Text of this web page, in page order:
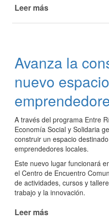
Leer más
“PLAN
MI
VEREDA”
Avanza la
nuevo
A través del programa Entre
Economía Social y Solidaria
construir un espacio
emprendedores locales.
Este nuevo lugar funcionará
el Centro de Encuentro
de actividades, cursos y
trabajo y la innovación.
Leer más